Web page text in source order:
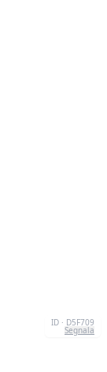
ID · D5F709
Segnala